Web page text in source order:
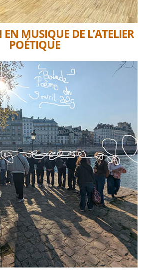
MUSIQUE DE L’ATELIER
POÉTIQUE